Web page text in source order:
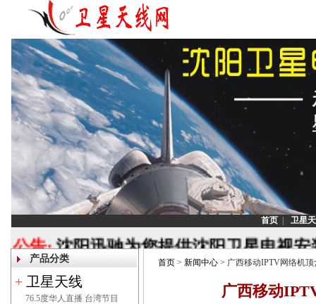
首页| 卫星
公告:沈阳迅驰为您提供沈阳卫星电视
调试,沈阳安装卫星天线,沈阳安装
产品分类
+ 卫星天线
76.5度华人直播 台湾节目
首页 > 新闻中心 > 广西移动IPTV网络机
广西移动